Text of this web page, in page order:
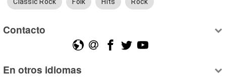
Contacto
En otros idiomas